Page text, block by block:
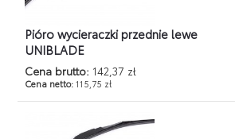
Pióro wycieraczki przednie lewe
UNIBLADE
Cena brutto: 142,37 zł
Cena netto:115,75 zł